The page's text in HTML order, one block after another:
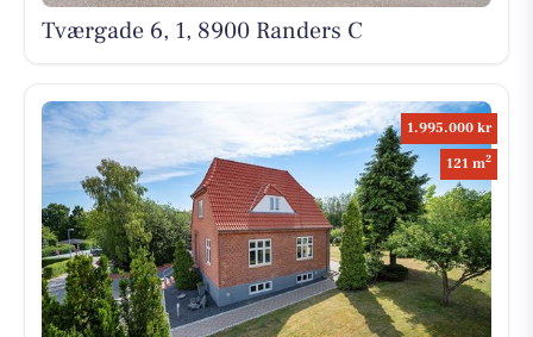
Tværgade 6, 1, 8900 Randers C
1.995.000 kr
121 m2